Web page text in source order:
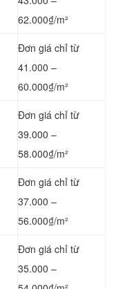
62.000₫/m²
Đơn giá chỉ từ
41.000 –
60.000₫/m²
Đơn giá chỉ từ
39.000 –
58.000₫/m²
Đơn giá chỉ từ
37.000 –
56.000₫/m²
Đơn giá chỉ từ
35.000 –